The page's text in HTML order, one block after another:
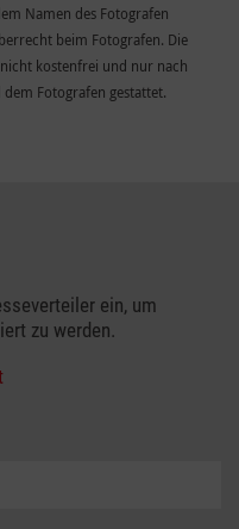
Namen des Fotografen
beim Fotografen. Die
kostenfrei und nur nach
Fotografen gestattet.
ein, um
zu werden.